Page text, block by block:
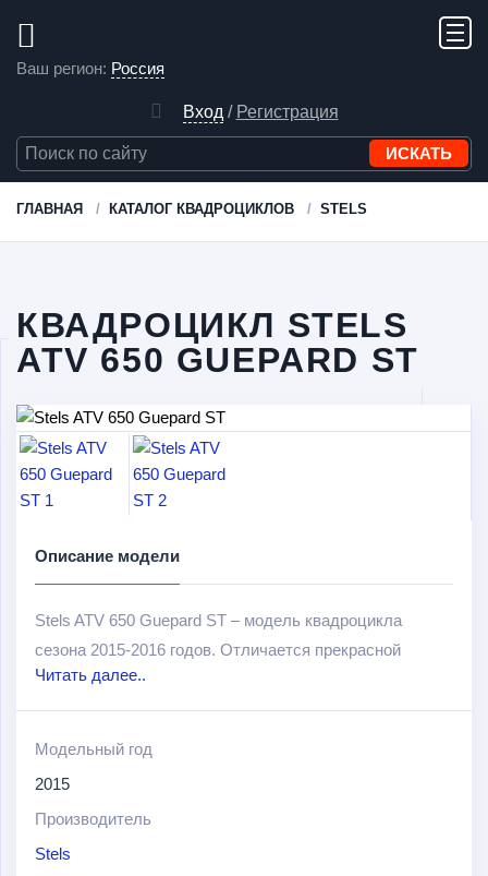
Ваш регион: Россия
Вход / Регистрация
ГЛАВНАЯ КАТАЛОГ КВАДРОЦИКЛОВ STELS
КВАДРОЦИКЛ STELS
ATV 650 GUEPARD ST
Описание модели
Stels ATV 650 Guepard ST – модель квадроцикла
сезона 2015-2016 годов. Отличается прекрасной
проходимостью, управляемостью и динамичностью
при движении по грязи, воде, сугробам и другим
в 52 л.с.
Читать далее..
Модельный год
2015
Производитель
Stels